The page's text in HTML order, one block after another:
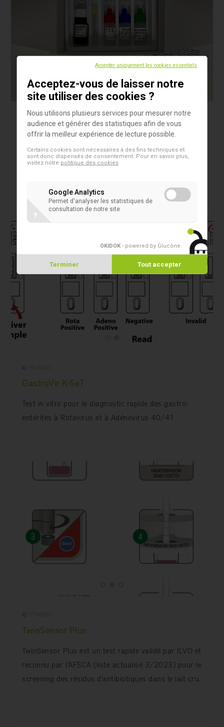
Produits
Kit RPR-carbone
Kit de diagnostic pour la détermination qualitative
GastroVir K-SeT
Test in vitro pour le diagnostic rapide des gastro-
entérites à Rotavirus et à Adénovirus 40/41
TwinSensor Plus
TwinSensor Plus est un test rapide validé par ILVO et
reconnu par l’AFSCA (liste actualisé 3/2023) pour le
screening des résidus d’antibiotiques dans le lait cru.
Accepter uniquement les cookies essentiels
Acceptez-vous de laisser notre
site utiliser des cookies ?
Nous utilisons plusieurs services pour mesurer notre
audience et générer des statistiques afin de vous
offrir la meilleur expérience de lecture possible.
Certains cookies sont nécessaires à des fins techniques et
sont donc dispensés de consentement. Pour en savoir plus,
visitez notre politique des cookies
Google Analytics
Permet d'analyser les statistiques de
consultation de notre site
?
OKIDOK - powered by Glucône.
Terminer Tout accepter